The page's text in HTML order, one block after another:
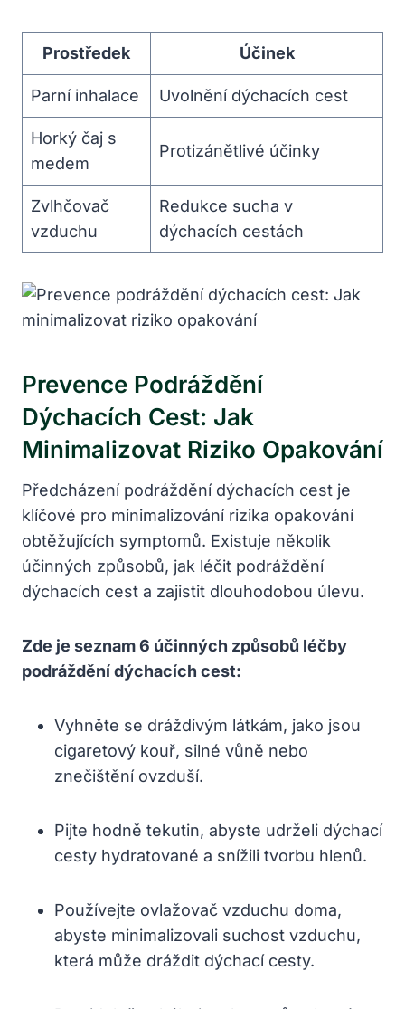
Prostředek Účinek
Parní inhalace Uvolnění dýchacích cest
Horký čaj s
medem
Protizánětlivé účinky
Zvlhčovač
vzduchu
Redukce sucha v
dýchacích cestách
Prevence Podráždění
⁣dýchacích Cest: Jak
‌minimalizovat Riziko Opakování
Předcházení podráždění​ dýchacích cest je
klíčové pro minimalizování⁣ rizika opakování
obtěžujících symptomů. Existuje několik
účinných ⁤způsobů, jak léčit podráždění
dýchacích cest a ‍zajistit dlouhodobou úlevu.
Zde je seznam 6 účinných způsobů​ léčby
podráždění dýchacích cest:
Vyhněte se dráždivým látkám, jako⁤ jsou
cigaretový kouř, silné vůně⁢ nebo⁣
znečištění ovzduší.
Pijte hodně tekutin, abyste udrželi dýchací
cesty hydratované ⁣a ⁣snížili tvorbu‌ hlenů.
Používejte ovlažovač⁢ vzduchu doma, ​
abyste minimalizovali suchost vzduchu,
která ‍může dráždit dýchací cesty.